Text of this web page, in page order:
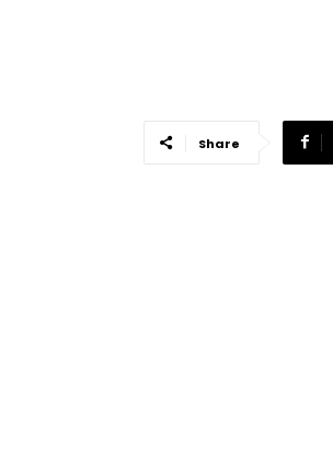
Share